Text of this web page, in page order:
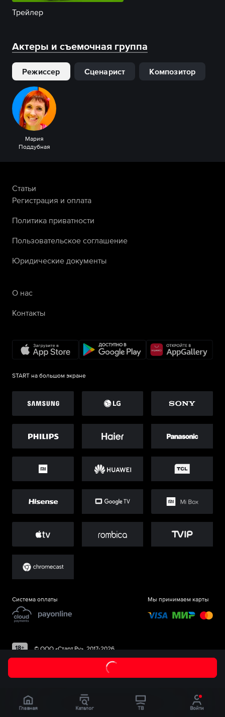
Трейлер
Актеры и съемочная группа
Режиссер Сценарист Композитор
Мария
Поддубная
Статьи
Регистрация и оплата
Политика приватности
Пользовательское соглашение
Юридические документы
О нас
Контакты
START на большом экране
Система оплаты Мы принимаем карты
©ООО «Старт.Ру», 2017-2026
Главная Каталог ТВ Войти